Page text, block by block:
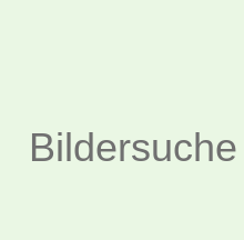
Bildersuche